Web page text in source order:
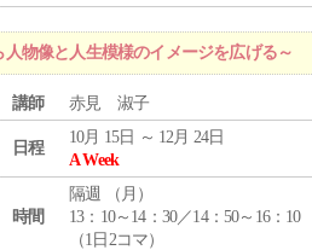
物像と人生模様のイメージを広げる～
講師 赤見 淑子
日程
10月 15日 ～ 12月 24日
A Week
時間
隔週 （ 月 ）
13：10～14：30／14：50～16：10
（1日2コマ）